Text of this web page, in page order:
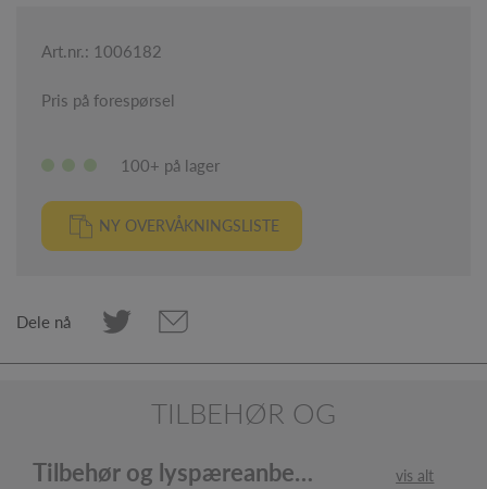
Art.nr.: 1006182
Pris på forespørsel
100+ på lager
NY OVERVÅKNINGSLISTE
Dele nå
TILBEHØR OG
Tilbehør og lyspæreanbefaling vis alt